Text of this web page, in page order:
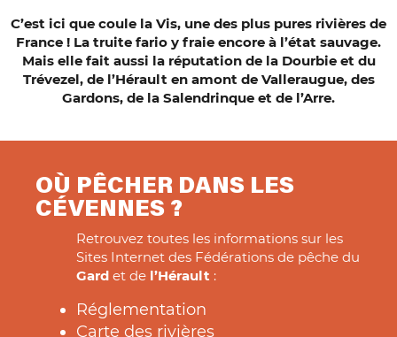
C’est ici que coule la Vis, une des plus pures rivières de
France ! La truite fario y fraie encore à l’état sauvage.
Mais elle fait aussi la réputation de la Dourbie et du
Trévezel, de l’Hérault en amont de Valleraugue, des
Gardons, de la Salendrinque et de l’Arre.
OÙ PÊCHER DANS LES
CÉVENNES ?
Retrouvez toutes les informations sur les
Sites Internet des Fédérations de pêche du
Gard et de l’Hérault :
Réglementation
Carte des rivières